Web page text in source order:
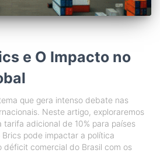
e O Impacto no
que gera intenso debate nas
Neste artigo, exploraremos
adicional de 10% para países
pode impactar a política
déficit comercial do Brasil com os